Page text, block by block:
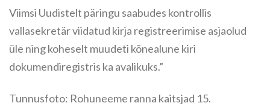
Viimsi Uudistelt päringu saabudes kontrollis
vallasekretär viidatud kirja registreerimise asjaolud
üle ning koheselt muudeti kõnealune kiri
dokumendiregistris ka avalikuks.”
Tunnusfoto: Rohuneeme ranna kaitsjad 15.